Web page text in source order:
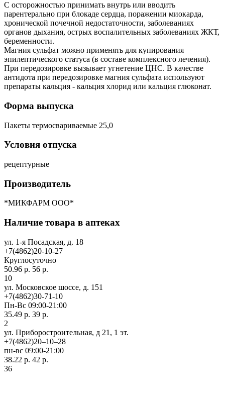
C осторожностью принимать внутрь или вводить
парентерально при блокаде сердца, поражении миокарда,
хронической почечной недостаточности, заболеваниях
органов дыхания, острых воспалительных заболеваниях ЖКТ,
беременности.
Магния сульфат можно применять для купирования
эпилептического статуса (в составе комплексного лечения).
При передозировке вызывает угнетение ЦНС. В качестве
антидота при передозировке магния сульфата используют
препараты кальция - кальция хлорид или кальция глюконат.
Форма выпуска
Пакеты термосвариваемые 25,0
Условия отпуска
рецептурные
Производитель
*МИКФАРМ ООО*
Наличие товара в аптеках
ул. 1-я Посадская, д. 18
+7(4862)20-10-27
Круглосуточно
50.96 р. 56 р.
10
ул. Московское шоссе, д. 151
+7(4862)30-71-10
Пн-Вс 09:00-21:00
35.49 р. 39 р.
2
ул. Приборостроительная, д 21, 1 эт.
+7(4862)20‒10‒28
пн-вс 09:00-21:00
38.22 р. 42 р.
36